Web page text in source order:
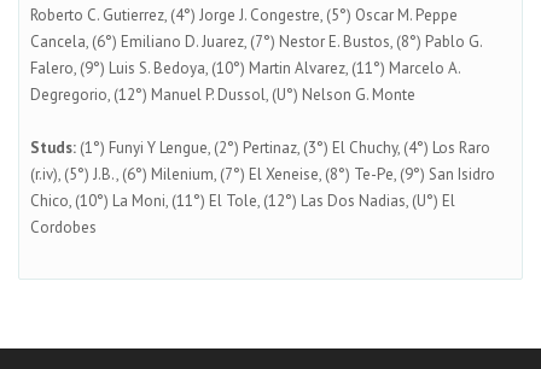
Roberto C. Gutierrez, (4°) Jorge J. Congestre, (5°) Oscar M. Peppe
Cancela, (6°) Emiliano D. Juarez, (7°) Nestor E. Bustos, (8°) Pablo G.
Falero, (9°) Luis S. Bedoya, (10°) Martin Alvarez, (11°) Marcelo A.
Degregorio, (12°) Manuel P. Dussol, (U°) Nelson G. Monte
Studs: (1°) Funyi Y Lengue, (2°) Pertinaz, (3°) El Chuchy, (4°) Los Raro
(r.iv), (5°) J.B., (6°) Milenium, (7°) El Xeneise, (8°) Te-Pe, (9°) San Isidro
Chico, (10°) La Moni, (11°) El Tole, (12°) Las Dos Nadias, (U°) El
Cordobes